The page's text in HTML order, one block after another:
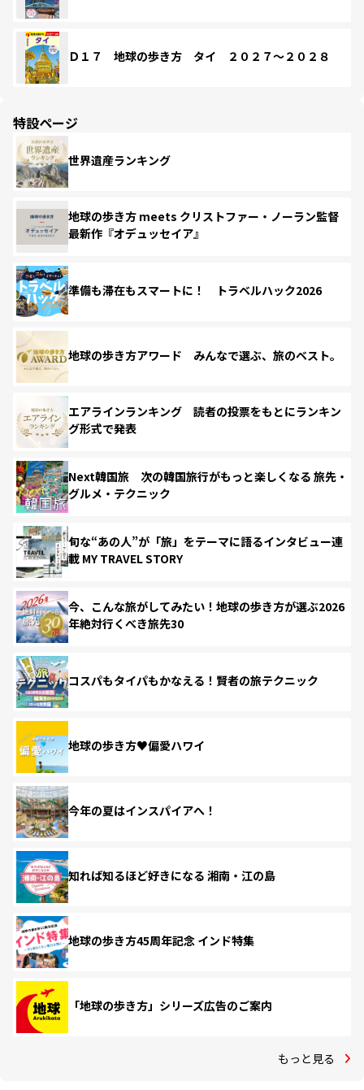
Ｄ１７ 地球の歩き方 タイ ２０２７～２０２８
特設ページ
世界遺産ランキング
地球の歩き方 meets クリストファー・ノーラン監督
最新作『オデュッセイア』
準備も滞在もスマートに！ トラベルハック2026
地球の歩き方アワード みんなで選ぶ、旅のベスト。
エアラインランキング 読者の投票をもとにランキン
グ形式で発表
Next韓国旅 次の韓国旅行がもっと楽しくなる 旅先・
グルメ・テクニック
旬な“あの人”が「旅」をテーマに語るインタビュー連
載 MY TRAVEL STORY
今、こんな旅がしてみたい！地球の歩き方が選ぶ2026
年絶対行くべき旅先30
コスパもタイパもかなえる！賢者の旅テクニック
地球の歩き方♥偏愛ハワイ
今年の夏はインスパイアへ！
知れば知るほど好きになる 湘南・江の島
地球の歩き方45周年記念 インド特集
「地球の歩き方」シリーズ広告のご案内
もっと見る